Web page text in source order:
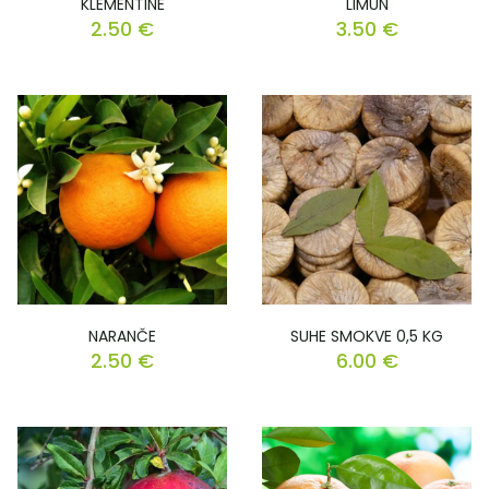
KLEMENTINE
2.50 €
LIMUN
3.50 €
NARANČE
2.50 €
SUHE SMOKVE 0,5 KG
6.00 €